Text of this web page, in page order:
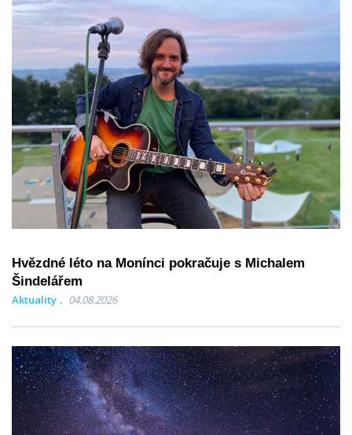
Hvězdné léto na Monínci pokračuje s Michalem
Šindelářem
Aktuality 04.08.2026